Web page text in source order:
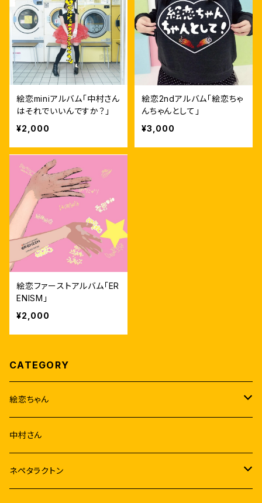
絵恋miniアルバム「中村さん
はそれでいいんですか？」
¥2,000
絵恋2ndアルバム「絵恋ちゃ
んちゃんとして」
¥3,000
絵恋ファーストアルバム｢ER
ENISM｣
¥2,000
CATEGORY
絵恋ちゃん
音源
アルバム
映像
中村さん
ネペタラクトン